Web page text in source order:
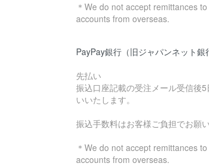
＊We do not accept remittances
accounts from overseas.
PayPay銀行（旧ジャパンネット銀
先払い
振込口座記載の受注メール受信後
いいたします。
振込手数料はお客様ご負担でお願
＊We do not accept remittances
accounts from overseas.